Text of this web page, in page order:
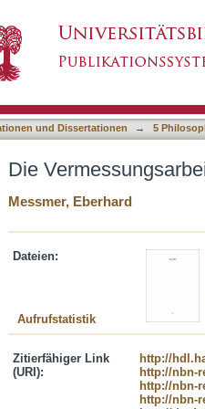
und Dissertationen → 5
Die
Messmer, Eberhard
Dateien:
Aufrufstatistik
Zitierfähiger Link
(URI):
http://
http://nbn-
http://nbn-
http://nbn-